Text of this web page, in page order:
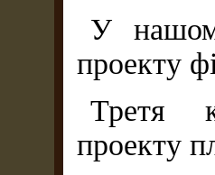
У
проекту
Третя
проекту